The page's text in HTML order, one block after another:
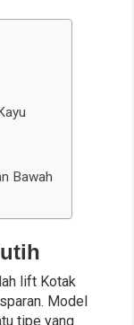
Bawah
lift Kotak
Model
tipe yang